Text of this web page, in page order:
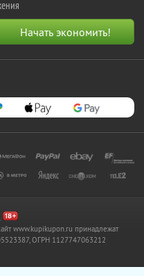
www.kupikupon.ru принадлежат
ОГРН 1127747063212